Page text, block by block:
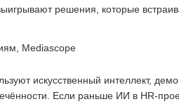
решения, которые
Mediascope
искусственный интеллект,
Если раньше ИИ в HR-